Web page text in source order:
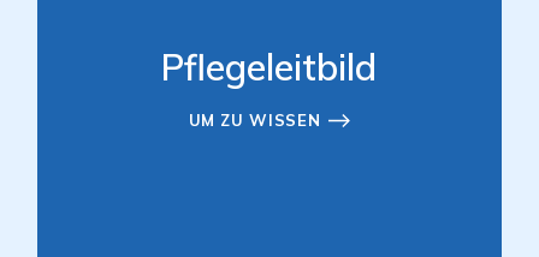
Pflegeleitbild
UM ZU WISSEN